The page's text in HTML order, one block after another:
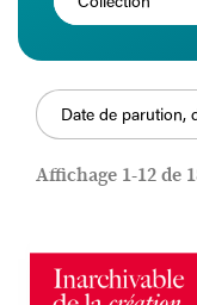
Date de parution,
Affichage 1-12 de